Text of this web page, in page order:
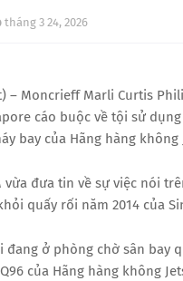
tháng 3 24, 2026
– Moncrieff Marli Curtis
cáo buộc về tội sử
bay của Hãng hàng không
vừa đưa tin về sự việc nói
quấy rối năm 2014 của
đang ở phòng chờ sân bay
của Hãng hàng không